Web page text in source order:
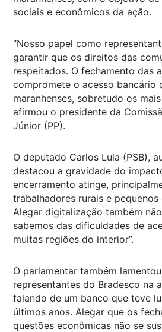
sociais e econômicos da ação.
“Nosso papel como
garantir que os direitos das
respeitados. O fechamento das
compromete o acesso bancário
maranhenses, sobretudo os mais
afirmou o presidente da
Júnior (PP).
O deputado Carlos Lula (PSB),
destacou a gravidade do
encerramento atinge,
trabalhadores rurais e pequenos
Alegar digitalização também
sabemos das dificuldades de
muitas regiões do interior”.
O parlamentar também
representantes do Bradesco na
falando de um banco que teve
últimos anos. Alegar que os
questões econômicas não se